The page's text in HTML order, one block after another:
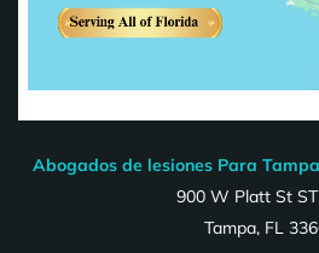
Abogados de lesiones Para
900 W Platt St
Tampa, FL